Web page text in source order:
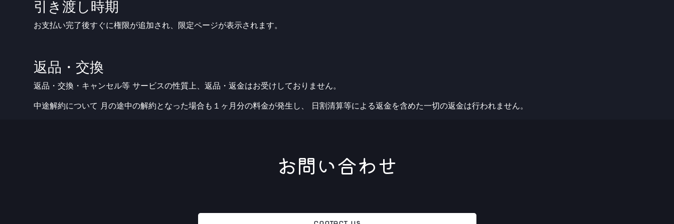
引き渡し時期
お支払い完了後すぐに権限が追加され、限定ページが表示されます。
返品・交換
返品・交換・キャンセル等 サービスの性質上、返品・返金はお受けしておりません。
中途解約について 月の途中の解約となった場合も１ヶ月分の料金が発生し、 日割清算等による返金を含めた一切の返金は行われません。
お問い合わせ